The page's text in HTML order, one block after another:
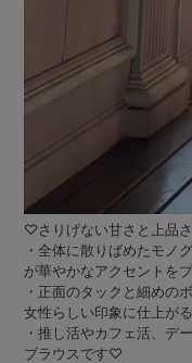
♡さりげない甘さと上品
・全体に散りばめたモノ
が華やかなアクセントを
・正面のタックと細めの
女性らしい印象に仕上が
・推し活やカフェ活、デ
ブラウスです♡